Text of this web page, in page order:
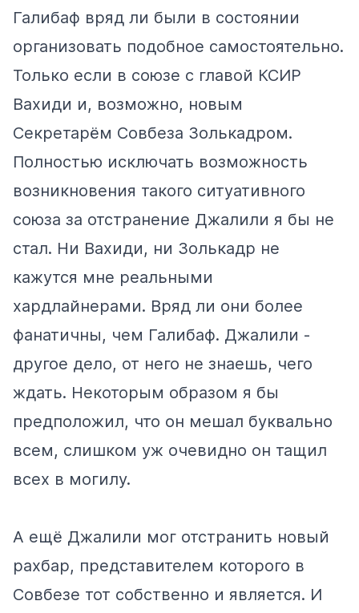
Галибаф вряд ли были в состоянии
организовать подобное самостоятельно.
Только если в союзе с главой КСИР
Вахиди и, возможно, новым
Секретарём Совбеза Золькадром.
Полностью исключать возможность
возникновения такого ситуативного
союза за отстранение Джалили я бы не
стал. Ни Вахиди, ни Золькадр не
кажутся мне реальными
хардлайнерами. Вряд ли они более
фанатичны, чем Галибаф. Джалили -
другое дело, от него не знаешь, чего
ждать. Некоторым образом я бы
предположил, что он мешал буквально
всем, слишком уж очевидно он тащил
всех в могилу.
А ещё Джалили мог отстранить новый
рахбар, представителем которого в
Совбезе тот собственно и является. И